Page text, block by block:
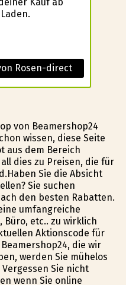
Rosen-direct
von Beamershop24
wissen, diese Seite
aus dem Bereich
dies zu Preisen, die für
Sie die Absicht
Sie suchen
den besten Rabatten.
umfangreiche
etc.. zu wirklich
Aktionscode für
die wir
werden Sie mühelos
Sie nicht
wenn Sie online